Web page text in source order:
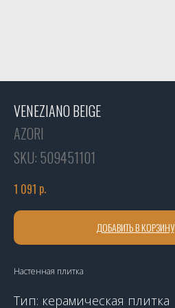
VENEZIANO BEIGE
AZORI
SKU: 509451101
1 091 р.
ДОБАВИТЬ В КОРЗИНУ
Настенная плитка
Тип: керамическая плитка